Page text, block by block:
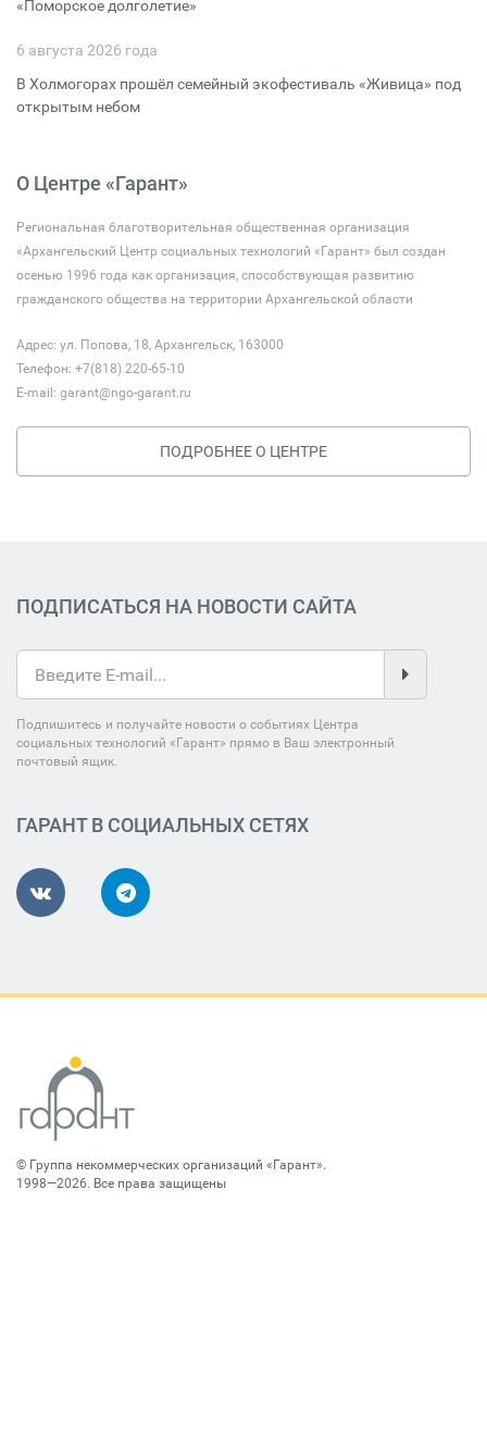
«Поморское долголетие»
6 августа 2026 года
В Холмогорах прошёл семейный экофестиваль «Живица» под
открытым небом
О Центре «Гарант»
Региональная благотворительная общественная организация
«Архангельский Центр социальных технологий «Гарант» был создан
осенью 1996 года как организация, способствующая развитию
гражданского общества на территории Архангельской области
Адрес: ул. Попова, 18, Архангельск, 163000
Телефон: +7(818) 220-65-10
E-mail: garant@ngo-garant.ru
ПОДРОБНЕЕ О ЦЕНТРЕ
ПОДПИСАТЬСЯ НА НОВОСТИ САЙТА
Подпишитесь и получайте новости о событиях Центра
социальных технологий «Гарант» прямо в Ваш электронный
почтовый ящик.
ГАРАНТ В СОЦИАЛЬНЫХ СЕТЯХ
© Группа некоммерческих организаций «Гарант».
1998—2026. Все права защищены